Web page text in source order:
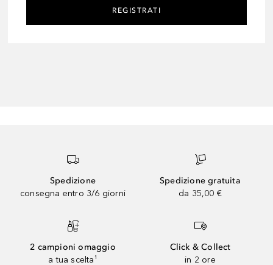
REGISTRATI
Spedizione
consegna entro 3/6 giorni
Spedizione gratuita
da 35,00 €
2 campioni omaggio
a tua scelta¹
Click & Collect
in 2 ore